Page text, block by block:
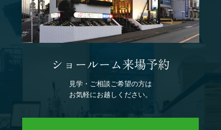
ショールーム来場予約
見学・ご相談ご希望の方は
お気軽にお越しください。